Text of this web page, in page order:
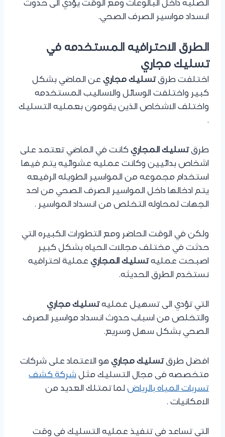
الصلبه داخل البالوعات ومع الوقت يؤدي الى حدوث
انسداد مواسير الصرف الصحي.
الطرق الاحترافيه المستخدمه في
تسليك مجاري
اختلفت طرقتسليك مجاري عن الماضي بشكل
كبير واختلفت الوسائل والاساليب المستخدمه
واختلف الاشخاص الذين يقومون بعمليه التسليك
.
طرقتسليك المجاري كانت في الماضي تعتمد على
اشخاص بدائيين وكانت عمليه عشوائيه يتم فيها
استخدام مجموعه من المواسير الطويله الرفيعه
يتم ادخالها داخل المواسير الصرف الصحي من احد
الجهات لمحاوله التخلص من انسداد المواسير .
ولكن في الوقت الحاضر ومع التطورات الكبيره التي
حدثت في مختلف مجالات الحياه بشكل كبير
اصبحت عمليهتسليك المجاري عملية احترافيه
نستخدم الطرق الحديثه.
التي تؤدي الى تسهيل عمليهتسليك مجاري
والتخلص من اسباب حدوث انسداد مواسير الصرف
الصحي بشكل سهل وسريع.
افضل طرقتسليك مجاري هو الاعتماد على شركات
متخصصه فى مجال التسليك مثل شركة كشف
تسربات المياه بالرياض لما تمتلك العديد من
الامكانيات .
التي تساعد في تنفيذ عمليه التسليك في وقت